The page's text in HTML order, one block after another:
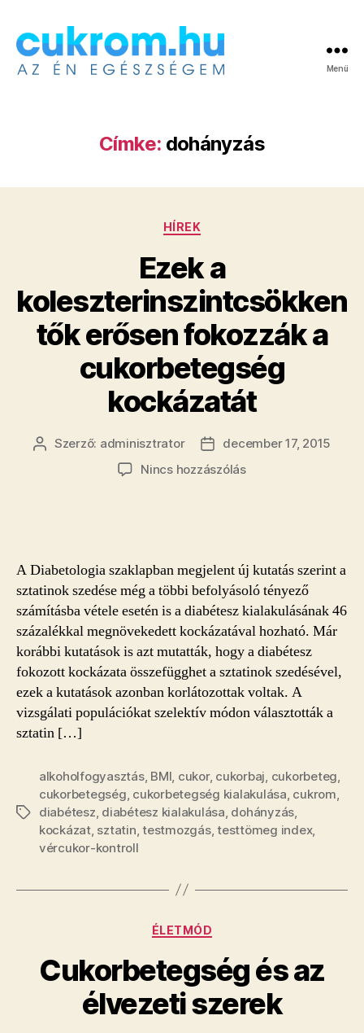
Menü
Címke: dohányzás
Kategóriák
HÍREK
Ezek a
koleszterinszintcsökken
tők erősen fokozzák a
cukorbetegség
kockázatát
Bejegyzés
Szerző: adminisztrator
Bejegyzés
dátuma
december 17, 2015
Nincs hozzászólása(z)
a
cukorbetegség
kockázatát
bejegyzéshez
A Diabetologia szaklapban megjelent új kutatás szerint a
sztatinok szedése még a többi befolyásoló tényező
számításba vétele esetén is a diabétesz kialakulásának 46
százalékkal megnövekedett kockázatával hozható. Már
korábbi kutatások is azt mutatták, hogy a diabétesz
fokozott kockázata összefügghet a sztatinok szedésével,
ezek a kutatások azonban korlátozottak voltak. A
vizsgálati populációkat szelektív módon választották a
sztatin […]
Címkék
alkoholfogyasztás, BMI cukor, cukorbaj cukorbeteg
cukorbetegség cukorbetegség kialakulása cukrom
diabétesz diabétesz kialakulása dohányzás
kockázat, sztatin ,testmozgás,testtömeg index,
vércukor-kontroll
Kategóriák
ÉLETMÓD
Cukorbetegség és az
élvezeti szerek